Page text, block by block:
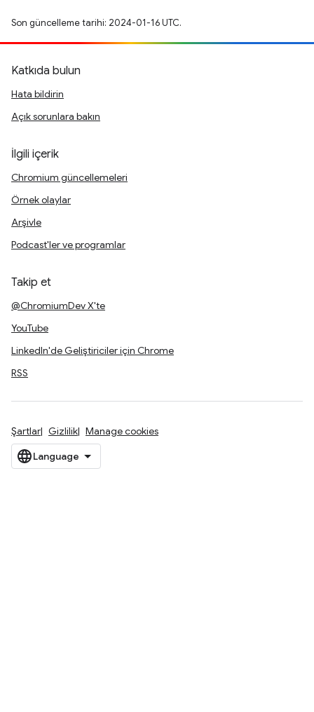
Son güncelleme tarihi: 2024-01-16 UTC.
Katkıda bulun
Hata bildirin
Açık sorunlara bakın
İlgili içerik
Chromium güncellemeleri
Örnek olaylar
Arşivle
Podcast'ler ve programlar
Takip et
@ChromiumDev X'te
YouTube
LinkedIn'de Geliştiriciler için Chrome
RSS
Şartlar Gizlilik Manage cookies